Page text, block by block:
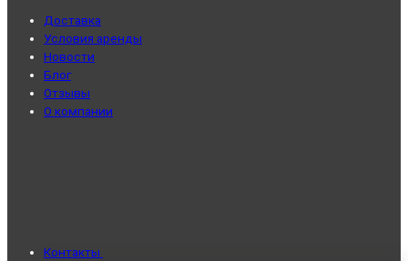
Доставка
Условия аренды
Новости
Блог
Отзывы
О компании
Контакты